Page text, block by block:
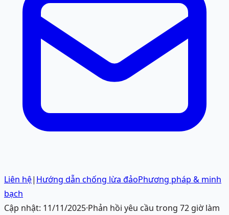
Liên hệ| Hướng dẫn chống lừa đảoPhương pháp & minh
bạch
Cập nhật: 11/11/2025·Phản hồi yêu cầu trong 72 giờ làm